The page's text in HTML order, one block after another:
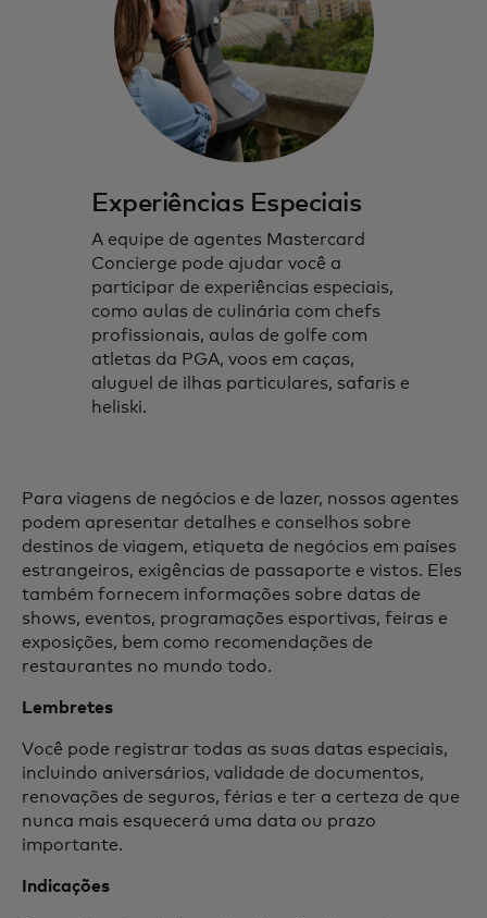
Experiências Especiais
A equipe de agentes Mastercard
Concierge pode ajudar você a
participar de experiências especiais,
como aulas de culinária com chefs
profissionais, aulas de golfe com
atletas da PGA, voos em caças,
aluguel de ilhas particulares, safaris e
heliski.
Para viagens de negócios e de lazer, nossos agentes
podem apresentar detalhes e conselhos sobre
destinos de viagem, etiqueta de negócios em países
estrangeiros, exigências de passaporte e vistos. Eles
também fornecem informações sobre datas de
shows, eventos, programações esportivas, feiras e
exposições, bem como recomendações de
restaurantes no mundo todo.
Lembretes
Você pode registrar todas as suas datas especiais,
incluindo aniversários, validade de documentos,
renovações de seguros, férias e ter a certeza de que
nunca mais esquecerá uma data ou prazo
importante.
Indicações